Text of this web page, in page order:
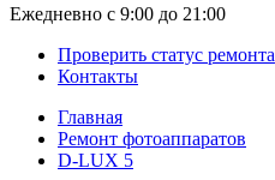
Eжедневно с 9:00 до 21:00
Проверить статус ремонта
Контакты
Главная
Ремонт фотоаппаратов
D-LUX 5